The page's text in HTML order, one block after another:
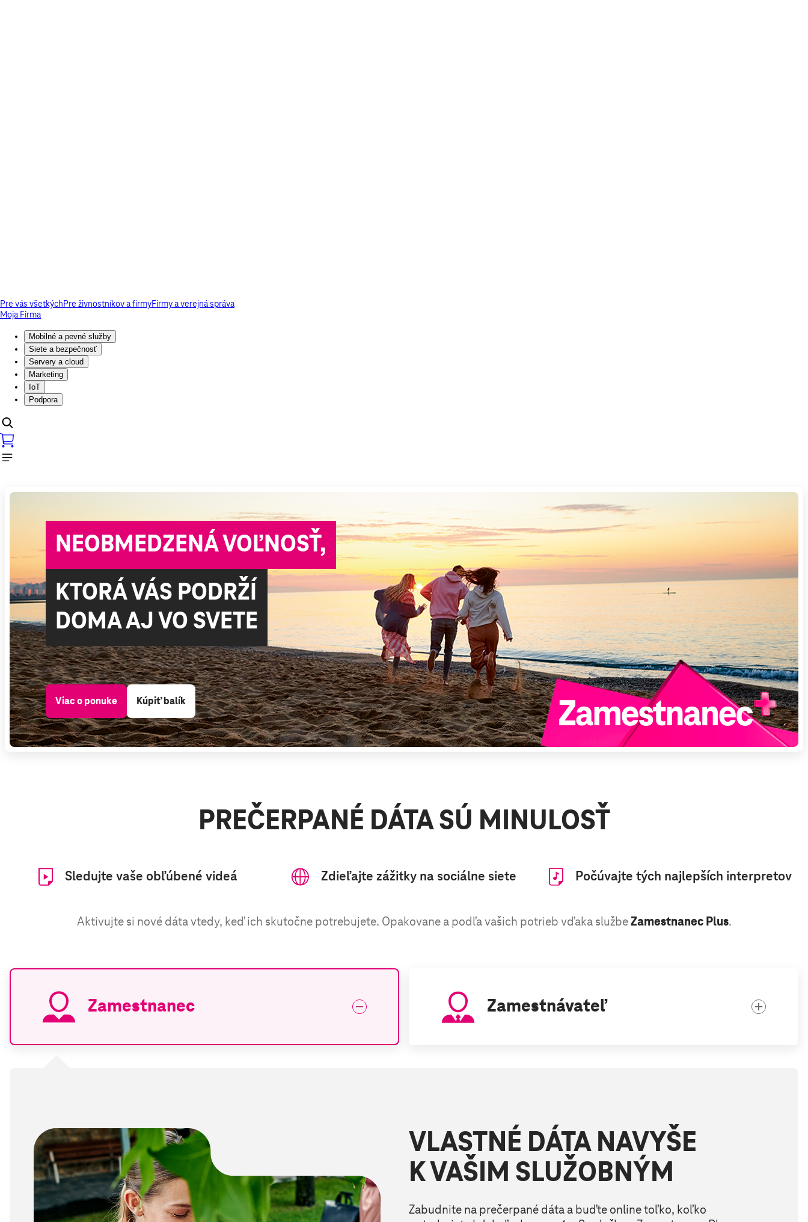
Pre vás všetkýchPre živnostníkov a firmyFirmy a verejná správa
Moja Firma
Mobilné a pevné služby
Siete a bezpečnosť
Servery a cloud
Marketing
IoT
Podpora
NEOBMEDZENÁ VOĽNOSŤ,
KTORÁ VÁS PODRŽÍ
DOMA AJ VO SVETE
Viac o ponuke Kúpiť balík
PREČERPANÉ DÁTA SÚ MINULOSŤ
Sledujte vaše obľúbené videá Zdieľajte zážitky na sociálne siete Počúvajte tých najlepších interpretov
Aktivujte si nové dáta vtedy, keď ich skutočne potrebujete. Opakovane a podľa vašich potrieb vďaka službeZamestnanec Plus.
Zamestnanec Zamestnávateľ
VLASTNÉ DÁTA NAVYŠE
K VAŠIM SLUŽOBNÝM
Zabudnite na prečerpané dáta a buďte online toľko, koľko